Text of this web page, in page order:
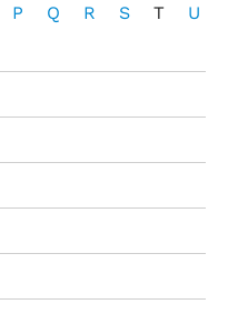
P Q R S T
U